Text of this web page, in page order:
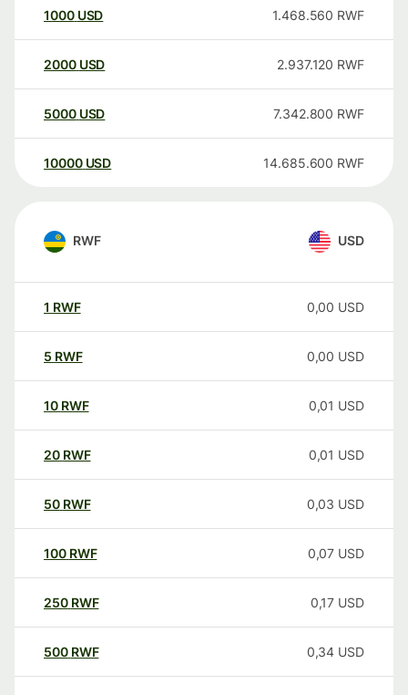
1000 USD 1.468.560 RWF
2000 USD 2.937.120 RWF
5000 USD 7.342.800 RWF
10000 USD 14.685.600 RWF
RWF USD
1 RWF 0,00 USD
5 RWF 0,00 USD
10 RWF 0,01 USD
20 RWF 0,01 USD
50 RWF 0,03 USD
100 RWF 0,07 USD
250 RWF 0,17 USD
500 RWF 0,34 USD